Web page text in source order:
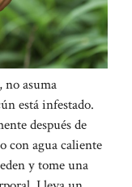
no asuma
está infestado.
después de
con agua caliente
y tome una